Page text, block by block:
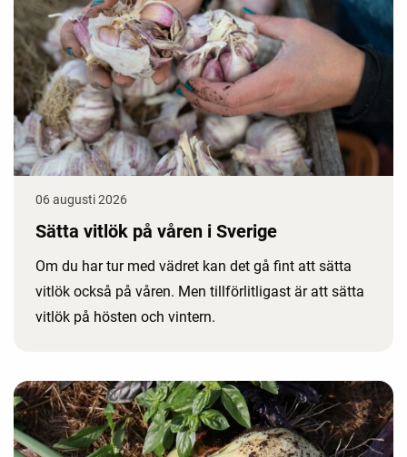
06 augusti 2026
Sätta vitlök på våren i Sverige
Om du har tur med vädret kan det gå fint att sätta
vitlök också på våren. Men tillförlitligast är att sätta
vitlök på hösten och vintern.